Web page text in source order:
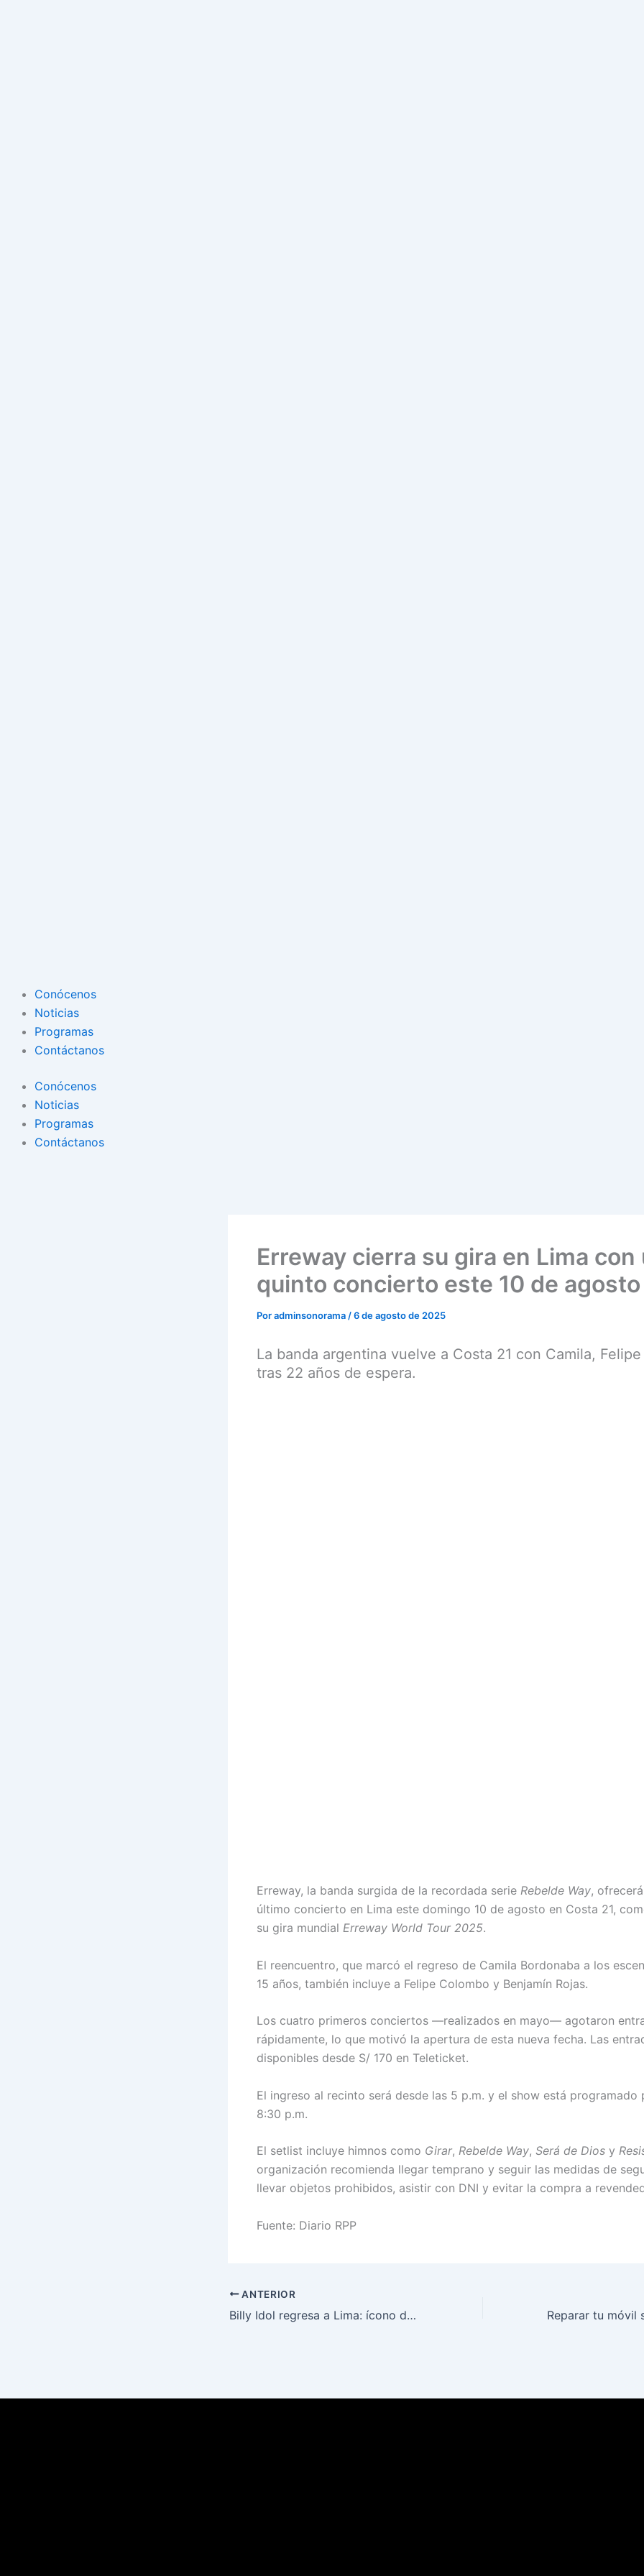
Conócenos
Noticias
Programas
Contáctanos
Conócenos
Noticias
Programas
Contáctanos
Erreway cierra su gira en Lima con
quinto concierto este 10 de agosto
Poradminsonorama /6 de agosto de 2025
La banda argentina vuelve a Costa 21 con Camila,
tras 22 años de espera.
Erreway, la banda surgida de la recordada serie Rebelde Way,
último concierto en Lima este domingo 10 de agosto en Costa 21,
su gira mundial Erreway World Tour 2025.
El reencuentro, que marcó el regreso de Camila Bordonaba a los
15 años, también incluye a Felipe Colombo y Benjamín Rojas.
Los cuatro primeros conciertos —realizados en mayo— agotaron
rápidamente, lo que motivó la apertura de esta nueva fecha. Las
disponibles desde S/ 170 en Teleticket.
El ingreso al recinto será desde las 5 p.m. y el show está programado
8:30 p.m.
El setlist incluye himnos como Girar, Rebelde Way, Será de Dios y
organización recomienda llegar temprano y seguir las medidas de
llevar objetos prohibidos, asistir con DNI y evitar la compra a
Fuente: Diario RPP
ANTERIOR
Billy Idol regresa a Lima: ícono del rock tocará en Arena 1 este noviembre